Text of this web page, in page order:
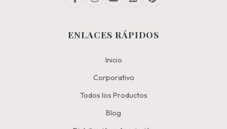
ENLACES RÁPIDOS
Inicio
Corporativo
Todos los Productos
Blog